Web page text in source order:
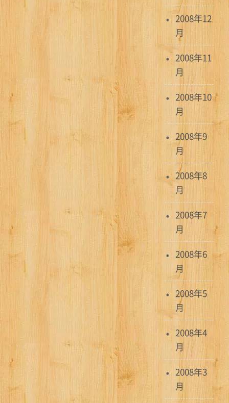
2008年12
月
2008年11
月
2008年10
月
2008年9
月
2008年8
月
2008年7
月
2008年6
月
2008年5
月
2008年4
月
2008年3
月